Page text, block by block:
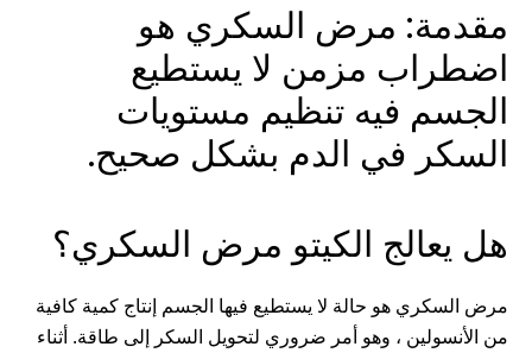
مقدمة: مرض السكري هو
اضطراب مزمن لا يستطيع
الجسم فيه تنظيم مستويات
السكر في الدم بشكل صحيح.
هل يعالج الكيتو مرض السكري؟
مرض السكري هو حالة لا يستطيع فيها الجسم إنتاج كمية كافية
من الأنسولين ، وهو أمر ضروري لتحويل السكر إلى طاقة. أثناء